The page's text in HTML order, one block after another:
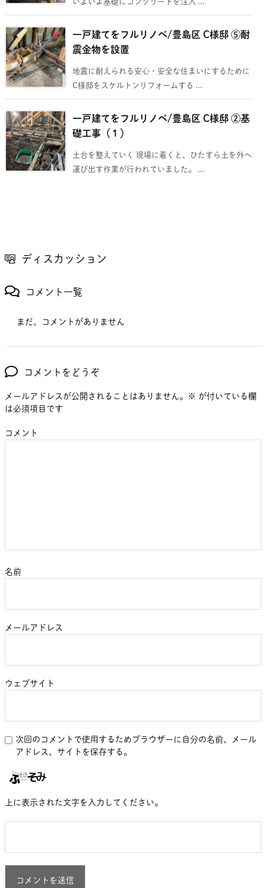
一戸建てをフルリノベ/豊島区 C様邸 ⑤耐
震金物を設置
地震に耐えられる安心・安全な住まいにするために
C様邸をスケルトンリフォームする ...
一戸建てをフルリノベ/豊島区 C様邸 ②基
礎工事（１）
土台を整えていく 現場に着くと、ひたすら土を外へ
運び出す作業が行われていました。 ...
ディスカッション
コメント一覧
まだ、コメントがありません
コメントをどうぞ
メールアドレスが公開されることはありません。 ※ が付いている欄
は必須項目です
コメント
名前
メールアドレス
ウェブサイト
次回のコメントで使用するためブラウザーに自分の名前、メール
アドレス、サイトを保存する。
上に表示された文字を入力してください。